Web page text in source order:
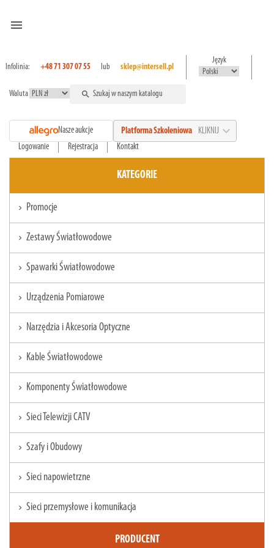
menu
Infolinia: +48 71 307 07 55 lub sklep@intersell.pl
Język
Waluta search
Nasze aukcje Platforma Szkoleniowa KLIKNIJ expand_more
Logowanie Rejestracja Kontakt
KATEGORIE
chevron_right Promocje
chevron_right Zestawy Światłowodowe
chevron_right Spawarki Światłowodowe
chevron_right Urządzenia Pomiarowe
chevron_right Narzędzia i Akcesoria Optyczne
chevron_right Kable Światłowodowe
chevron_right Komponenty Światłowodowe
chevron_right Sieci Telewizji CATV
chevron_right Szafy i Obudowy
chevron_right Sieci napowietrzne
chevron_right Sieci przemysłowe i komunikacja
PRODUCENT